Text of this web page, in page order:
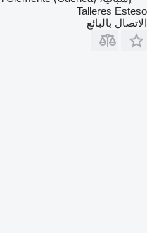
Talleres Esteso
الاتصال بالبائع